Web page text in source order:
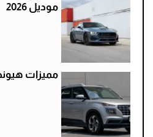
موديل 2026
مميزات